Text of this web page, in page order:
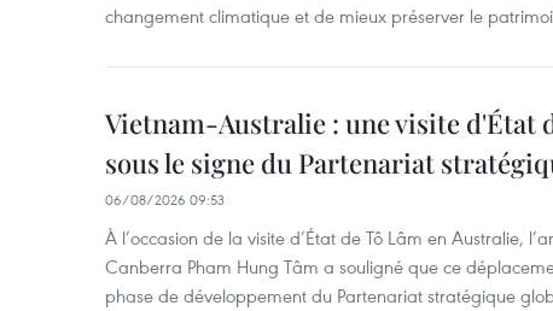
changement climatique et de mieux préserver le
Vietnam-Australie : une visite d'État
sous le signe du Partenariat
06/08/2026 09:53
À l’occasion de la visite d’État de Tô Lâm en Australie,
Canberra Pham Hung Tâm a souligné que ce
phase de développement du Partenariat stratégique